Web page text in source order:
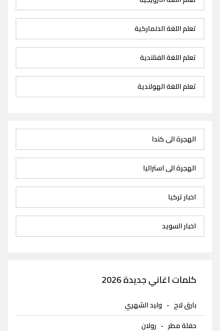
تعلم اللغة الدنماركية
تعلم اللغة الفنلندية
تعلم اللغة الهولندية
الهجرة الى كندا
الهجرة الى استراليا
اخبار تركيا
اخبار السويد
كلمات اغاني جديدة 2026
بارق لاح - وليد الشهري
حفلة مطر - رولان